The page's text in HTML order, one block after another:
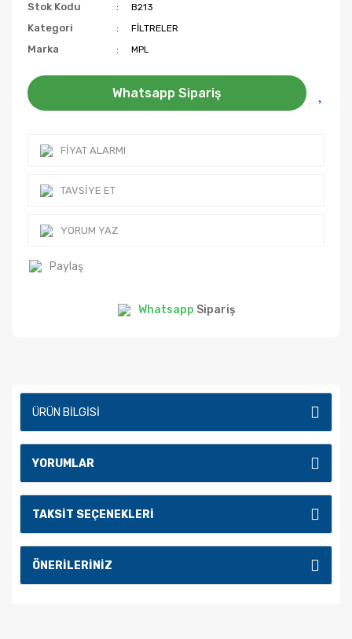
Stok Kodu B213
Kategori FİLTRELER
Marka MPL
Whatsapp Sipariş
FIYAT ALARMI
TAVSIYE ET
YORUM YAZ
Paylaş
Whatsapp Sipariş
ÜRÜN BILGISI
YORUMLAR
TAKSIT SEÇENEKLERI
ÖNERILERINIZ